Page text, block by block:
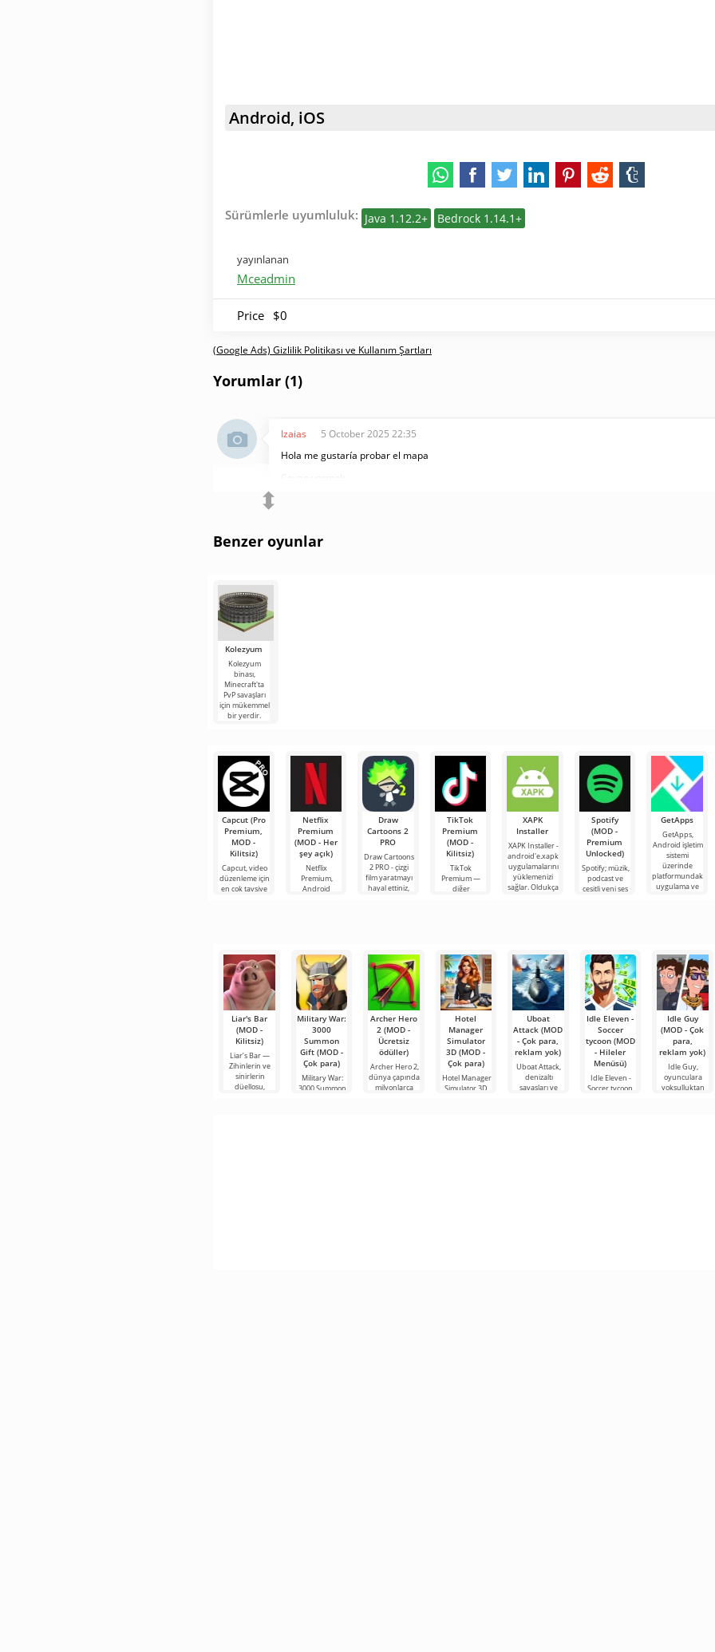
Android, iOS
Sürümlerle uyumluluk: Java 1.12.2+ Bedrock 1.14.1+
yayınlanan
Mceadmin
Price $0
(Google Ads) Gizlilik Politikası ve Kullanım Şartları
Yorumlar (1)
Izaias
5 October 2025 22:35
Hola me gustaría probar el mapa
⬍
Benzer oyunlar
Kolezyum
Kolezyum
binası,
Minecraft'ta
PvP savaşları
için mükemmel
bir yerdir.
Capcut (Pro
Premium,
MOD -
Kilitsiz)
Capcut, video
düzenleme için
en çok tavsiye
Netflix
Premium
(MOD - Her
şey açık)
Netflix
Premium,
Android
Draw
Cartoons 2
PRO
Draw Cartoons
2 PRO - çizgi
film yaratmayı
hayal ettiniz,
TikTok
Premium
(MOD -
Kilitsiz)
TikTok
Premium —
diğer
sağlayan
XAPK
Installer
XAPK Installer -
android'e.xapk
uygulamalarını
yüklemenizi
sağlar. Oldukça
Spotify
(MOD -
Premium
Unlocked)
Spotify; müzik,
podcast ve
çeşitli yeni ses
GetApps
GetApps,
Android işletim
sistemi
üzerinde
platformundaki
uygulama ve
Liar's Bar
(MOD -
Kilitsiz)
Liar’s Bar —
Zihinlerin ve
sinirlerin
düellosu,
Military War:
3000
Summon
Gift (MOD -
Çok para)
Military War:
3000 Summon
Archer Hero
2 (MOD -
Ücretsiz
ödüller)
Archer Hero 2,
dünya çapında
milyonlarca
Hotel
Manager
Simulator
3D (MOD -
Çok para)
Hotel Manager
Simulator 3D,
Uboat
Attack (MOD
- Çok para,
reklam yok)
Uboat Attack,
denizaltı
savaşları ve
Idle Eleven -
Soccer
tycoon (MOD
- Hileler
Menüsü)
Idle Eleven -
Soccer tycoon,
Idle Guy
(MOD - Çok
para,
reklam yok)
Idle Guy,
oyunculara
yoksulluktan